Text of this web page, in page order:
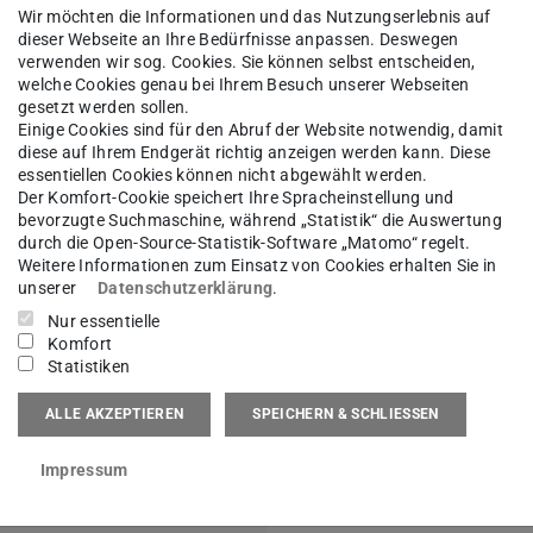
in
sind
dabei handlungsleitend bei der Auswahl
Gestaltung der Gespräche. Bereits Ende Juli
Braun, Camilo
Wir möchten die Informationen und das Nutzungserlebnis auf
dieser Webseite an Ihre Bedürfnisse anpassen. Deswegen
verwenden wir sog. Cookies. Sie können selbst entscheiden,
welche Cookies genau bei Ihrem Besuch unserer Webseiten
gesetzt werden sollen.
Einige Cookies sind für den Abruf der Website notwendig, damit
diese auf Ihrem Endgerät richtig anzeigen werden kann. Diese
essentiellen Cookies können nicht abgewählt werden.
Der Komfort-Cookie speichert Ihre Spracheinstellung und
bevorzugte Suchmaschine, während „Statistik“ die Auswertung
durch die Open-Source-Statistik-Software „Matomo“ regelt.
Weitere Informationen zum Einsatz von Cookies erhalten Sie in
unserer
Datenschutzerklärung.
Nur essentielle
Komfort
Statistiken
ALLE AKZEPTIEREN SPEICHERN & SCHLIESSEN
Impressum